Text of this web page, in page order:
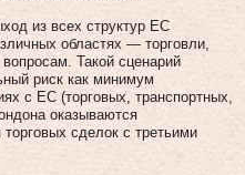
из всех структур ЕС
областях — торговли,
Такой сценарий
риск как минимум
с ЕС (торговых, транспортных,
оказываются
сделок с третьими